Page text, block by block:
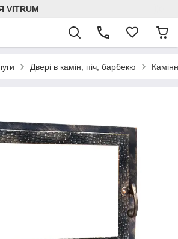
Двері в камін, піч, барбекю